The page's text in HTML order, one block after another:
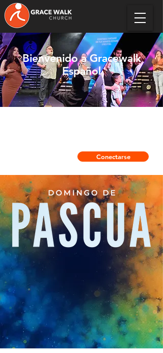
Bienvenido a Gracewalk
Español
Conectarse